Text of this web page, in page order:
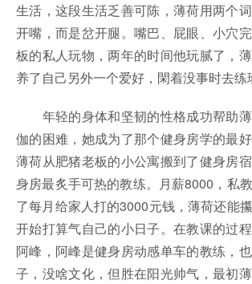
生活，这段生活乏善可陈，薄荷用两个
开嘴，而是岔开腿。嘴巴、屁眼、小穴
板的私人玩物，两年的时间他玩腻了，
养了自己另外一个爱好，閑着没事时去练
年轻的身体和坚韧的性格成功帮助薄
伽的困难，她成为了那个健身房学的最
薄荷从肥猪老板的小公寓搬到了健身房
身房最炙手可热的教练。月薪8000，私
了每月给家人打的3000元钱，薄荷还能
开始打算气自己的小日子。在教课的过
阿峰，阿峰是健身房动感单车的教练，
子，没啥文化，但胜在阳光帅气，最初